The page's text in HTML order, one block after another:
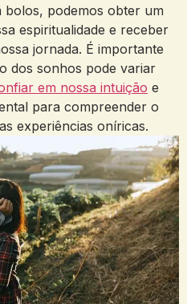
podemos obter um
espiritualidade e receber
jornada.⁢ É ​importante
⁤dos sonhos pode variar
em nossa‌ intuição e
para compreender​ o
experiências oníricas.